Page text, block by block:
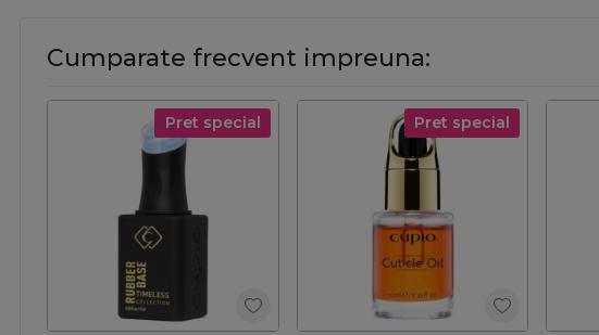
Cumparate frecvent impreuna:
Pret special Pret special